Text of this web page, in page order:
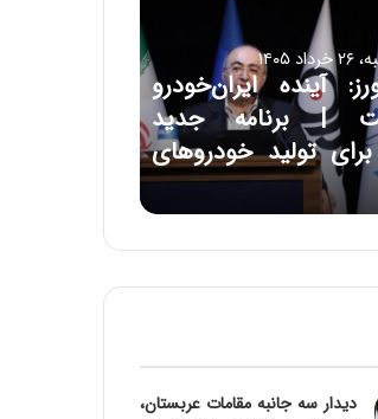
آینده ایران‌خودرو
| برنامه جدید
برای تولید خودروهای
دیدار سه جانبه مقامات عربستان،